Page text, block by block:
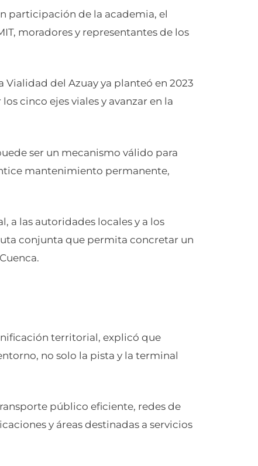
participación de la academia, el
moradores y representantes de los
del Azuay ya planteó en 2023
cinco ejes viales y avanzar en la
ser un mecanismo válido para
mantenimiento permanente,
a las autoridades locales y a los
conjunta que permita concretar un
territorial, explicó que
no solo la pista y la terminal
público eficiente, redes de
y áreas destinadas a servicios